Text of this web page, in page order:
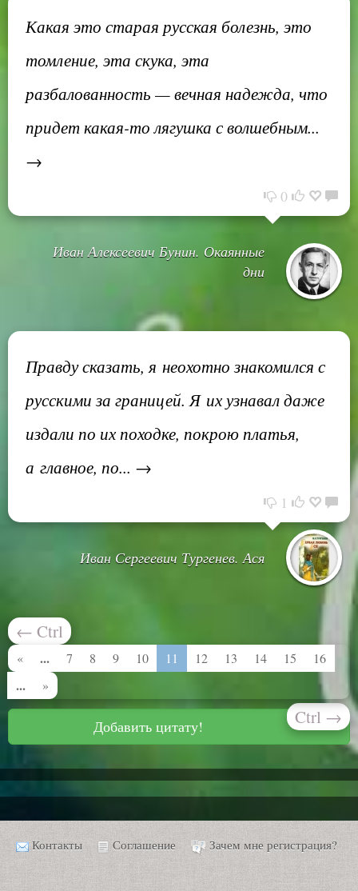
Какая это старая русская болезнь, это
томление, эта скука, эта
разбалованность — вечная надежда, что
придет какая-то лягушка с волшебным...
→
0
Иван Алексеевич Бунин. Окаянные
дни
Правду сказать, я неохотно знакомился с
русскими за границей. Я их узнавал даже
издали по их походке, покрою платья,
а главное, по... →
1
Иван Сергеевич Тургенев. Ася
← Ctrl
« ... 7 8 9 10 11 12 13 14 15 16
... »
Ctrl →
Добавить цитату!
Контакты Соглашение Зачем мне регистрация?